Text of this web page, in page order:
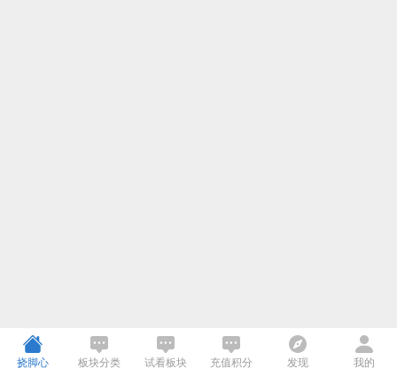
挠脚心 板块分类 试看板块 充值积分 发现 我的